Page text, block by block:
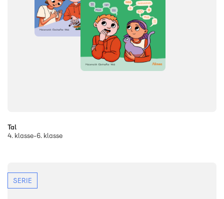
Tal
4. klasse-6. klasse
SERIE